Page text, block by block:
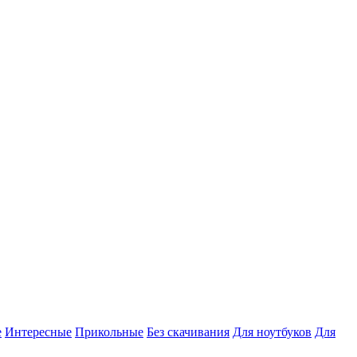
Интересные Прикольные Без скачивания Для ноутбуков Для